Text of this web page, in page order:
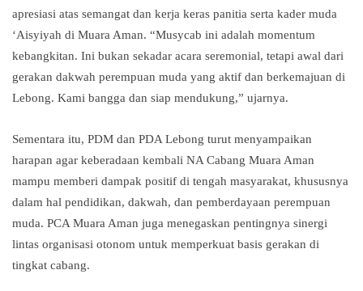
apresiasi atas semangat dan kerja keras panitia serta kader muda
‘Aisyiyah di Muara Aman. “Musycab ini adalah momentum
kebangkitan. Ini bukan sekadar acara seremonial, tetapi awal dari
gerakan dakwah perempuan muda yang aktif dan berkemajuan di
Lebong. Kami bangga dan siap mendukung,” ujarnya.
Sementara itu, PDM dan PDA Lebong turut menyampaikan
harapan agar keberadaan kembali NA Cabang Muara Aman
mampu memberi dampak positif di tengah masyarakat, khususnya
dalam hal pendidikan, dakwah, dan pemberdayaan perempuan
muda. PCA Muara Aman juga menegaskan pentingnya sinergi
lintas organisasi otonom untuk memperkuat basis gerakan di
tingkat cabang.